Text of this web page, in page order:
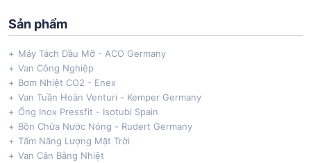
Sản phẩm
Máy Tách Dầu Mỡ - ACO Germany
Van Công Nghiệp
Bơm Nhiệt CO2 - Enex
Van Tuần Hoàn Venturi - Kemper Germany
Ống Inox Pressfit - Isotubi Spain
Bồn Chứa Nước Nóng - Rudert Germany
Tấm Năng Lượng Mặt Trời
Van Cân Bằng Nhiệt